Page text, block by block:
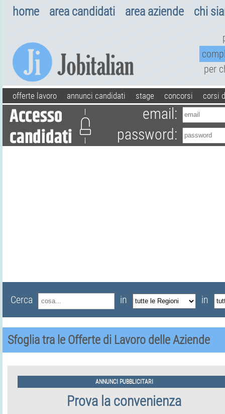
home area candidati area aziende chi
per
offerte lavoro annunci candidati stage concorsi corsi
email:
password:
Cerca in in
Sfoglia tra le Offerte di Lavoro delle Aziende
ANNUNCI PUBBLICITARI
Prova la convenienza